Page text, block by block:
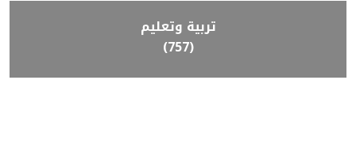
تربية وتعليم
(757)